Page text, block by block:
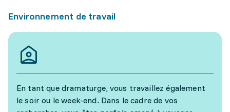
Environnement de travail
En tant que dramaturge, vous travaillez également
le soir ou le week-end. Dans le cadre de vos